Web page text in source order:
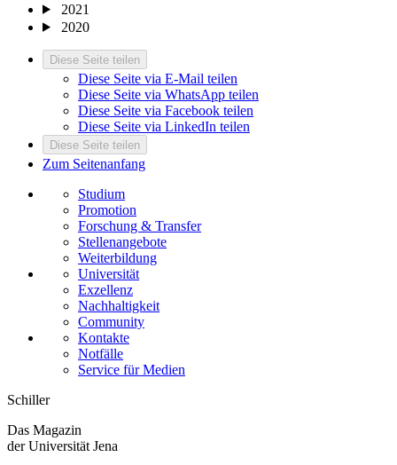
2021
2020
Diese Seite teilen
Diese Seite via E-Mail teilen
Diese Seite via WhatsApp teilen
Diese Seite via Facebook teilen
Diese Seite via LinkedIn teilen
Diese Seite teilen
Zum Seitenanfang
Studium
Promotion
Forschung & Transfer
Stellenangebote
Weiterbildung
Universität
Exzellenz
Nachhaltigkeit
Community
Kontakte
Notfälle
Service für Medien
Schiller
Das Magazin
der Universität Jena